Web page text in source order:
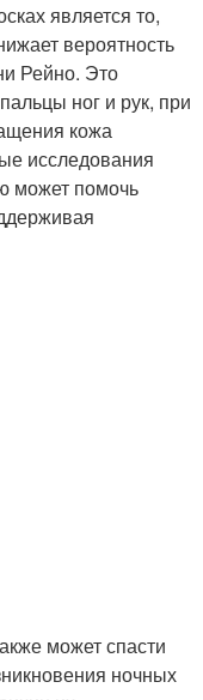
является то,
вероятность
Рейно. Это
ног и рук, при
кожа
исследования
может помочь
может спасти
ночных